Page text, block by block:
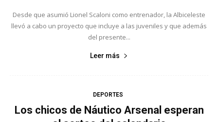
Desde que asumió Lionel Scaloni como entrenador, la Albiceleste
llevó a cabo un proyecto que incluye a las juveniles y que además
del presente...
Leer más
DEPORTES
Los chicos de Náutico Arsenal esperan